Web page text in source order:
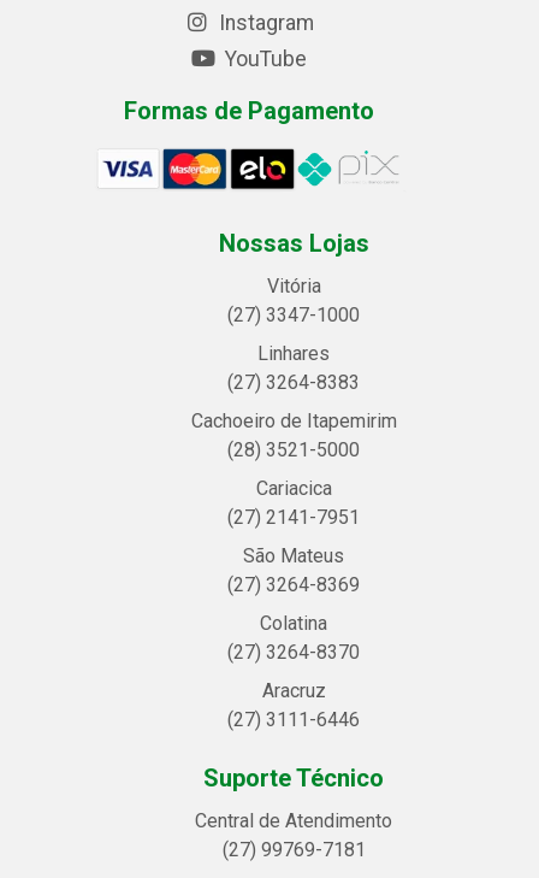
Instagram
YouTube
Formas de Pagamento
Nossas Lojas
Vitória
(27) 3347-1000
Linhares
(27) 3264-8383
Cachoeiro de Itapemirim
(28) 3521-5000
Cariacica
(27) 2141-7951
São Mateus
(27) 3264-8369
Colatina
(27) 3264-8370
Aracruz
(27) 3111-6446
Suporte Técnico
Central de Atendimento
(27) 99769-7181